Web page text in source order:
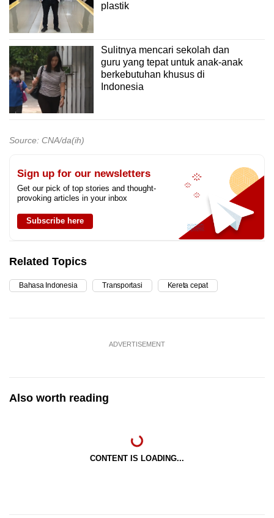
plastik
Sulitnya mencari sekolah dan
guru yang tepat untuk anak-anak
berkebutuhan khusus di
Indonesia
Source: CNA/da(ih)
Sign up for our newsletters
Get our pick of top stories and thought-
provoking articles in your inbox
Subscribe here
Related Topics
Bahasa Indonesia Transportasi Kereta cepat
ADVERTISEMENT
Also worth reading
CONTENT IS LOADING...